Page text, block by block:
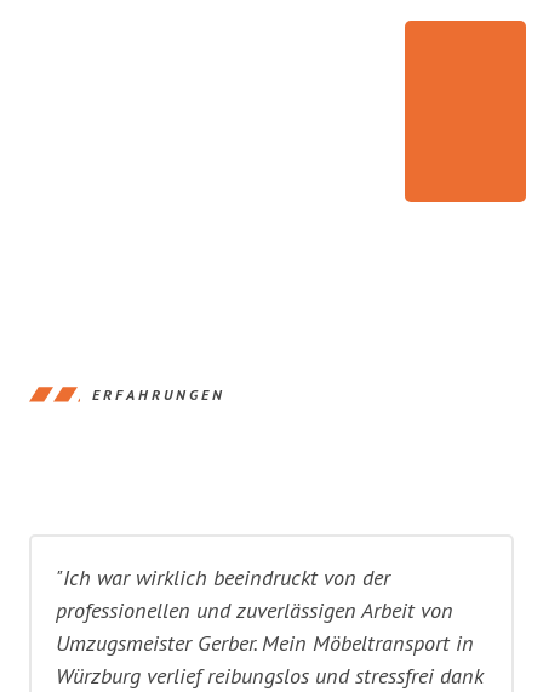
ERFAHRUNGEN
"Ich war wirklich beeindruckt von der
professionellen und zuverlässigen Arbeit von
Umzugsmeister Gerber. Mein Möbeltransport in
Würzburg verlief reibungslos und stressfrei dank